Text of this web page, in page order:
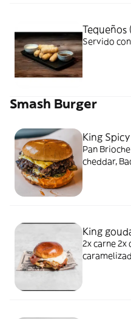
Tequeños
Servido
Smash Burger
King
Pan
cheddar,
King
2x carne 2x